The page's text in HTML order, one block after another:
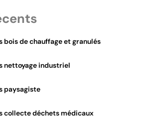
bois de chauffage et granulés
nettoyage industriel
paysagiste
collecte déchets médicaux